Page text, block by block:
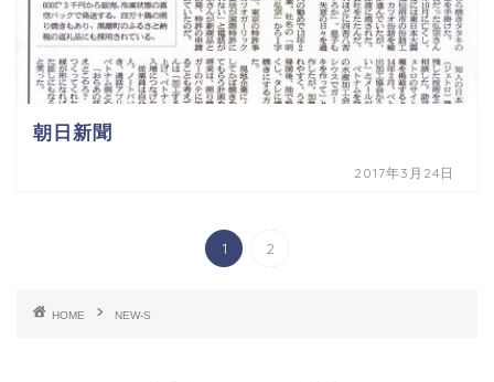
朝日新聞
2017年3月24日
1 2
HOME NEW-S